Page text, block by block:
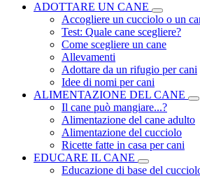
ADOTTARE UN CANE
Accogliere un cucciolo o un
Test: Quale cane scegliere?
Come scegliere un cane
Allevamenti
Adottare da un rifugio per cani
Idee di nomi per cani
ALIMENTAZIONE DEL CANE
Il cane può mangiare...?
Alimentazione del cane adulto
Alimentazione del cucciolo
Ricette fatte in casa per cani
EDUCARE IL CANE
Educazione di base del